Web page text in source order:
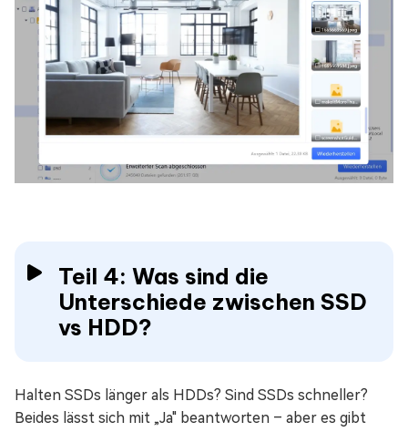
Teil 4: Was sind die
Unterschiede zwischen SSD
vs HDD?
Halten SSDs länger als HDDs? Sind SSDs schneller?
Beides lässt sich mit „Ja" beantworten – aber es gibt